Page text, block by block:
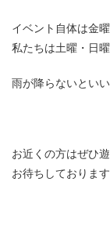
イベント自体は金
私たちは土曜・日
雨が降らないとい
お近くの方はぜひ
お待ちしておりま